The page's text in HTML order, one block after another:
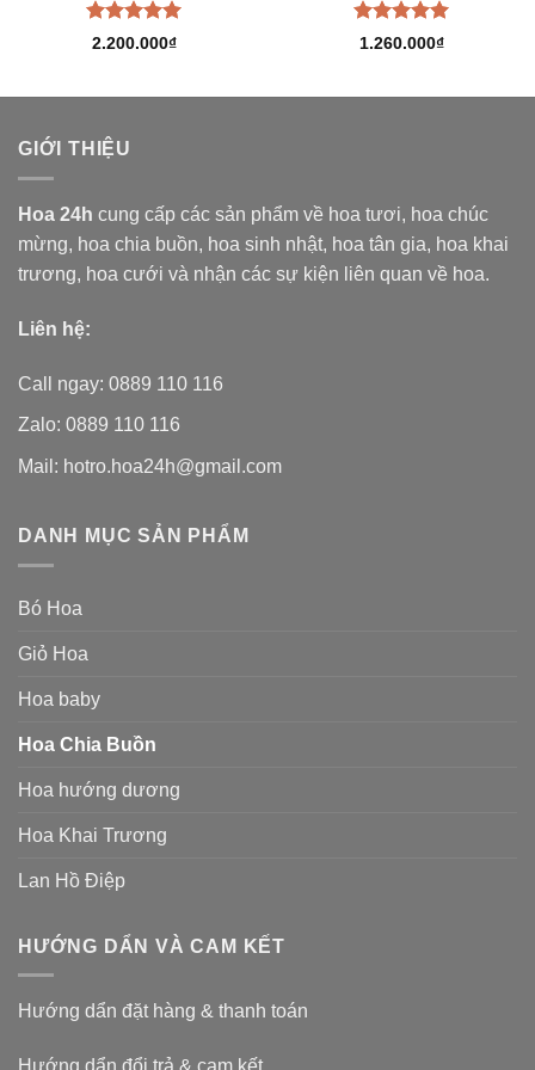
Được xếp
2.200.000₫
Được xếp
1.260.000₫
GIỚI THIỆU
Hoa 24h cung cấp các sản phẩm về hoa tươi, hoa chúc
mừng, hoa chia buồn, hoa sinh nhật, hoa tân gia, hoa khai
trương, hoa cưới và nhận các sự kiện liên quan về hoa.
Liên hệ:
Call ngay: 0889 110 116
Zalo: 0889 110 116
Mail: hotro.hoa24h@gmail.com
DANH MỤC SẢN PHẨM
Bó Hoa
Giỏ Hoa
Hoa baby
Hoa Chia Buồn
Hoa hướng dương
Hoa Khai Trương
Lan Hồ Điệp
HƯỚNG DẨN VÀ CAM KẾT
Hướng dẩn đặt hàng & thanh toán